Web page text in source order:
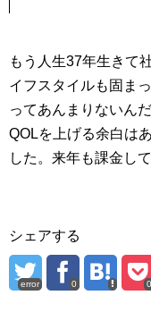
もう人生37年生きて
イフスタイルも固ま
ってあんまりないん
QOLを上げる余白は
した。来年も課金し
シェアする
error 0 0